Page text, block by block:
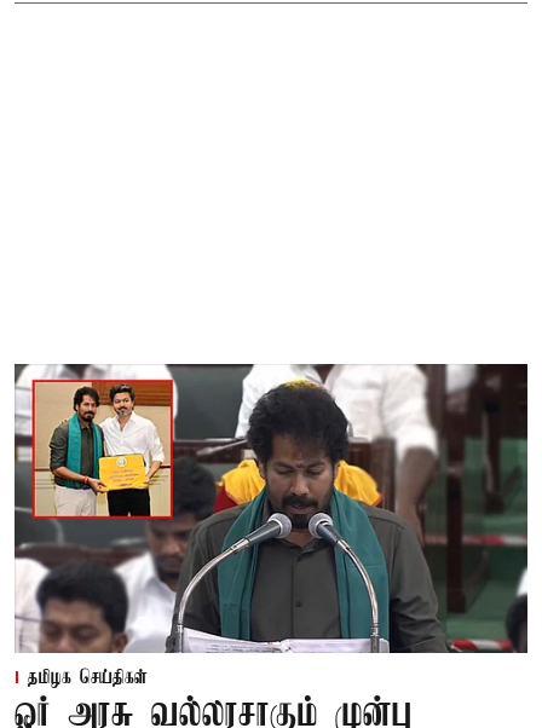
தமிழக செய்திகள்
ஓர் அரசு வல்லரசாகும் முன்பு